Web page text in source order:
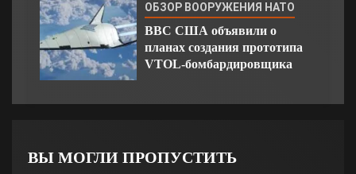
ОБЗОР ВООРУЖЕНИЯ НАТО
ВВС США объявили о
планах создания прототипа
VTOL-бомбардировщика
ВЫ МОГЛИ ПРОПУСТИТЬ